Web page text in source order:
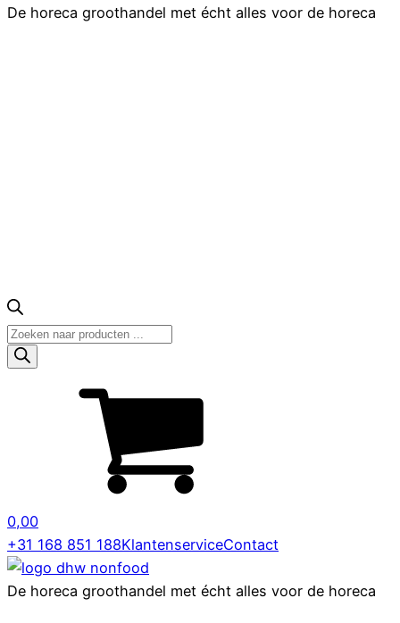
De horeca groothandel met écht alles voor de horeca
Producten
zoeken
0,00
+31 168 851 188KlantenserviceContact
De horeca groothandel met écht alles voor de horeca